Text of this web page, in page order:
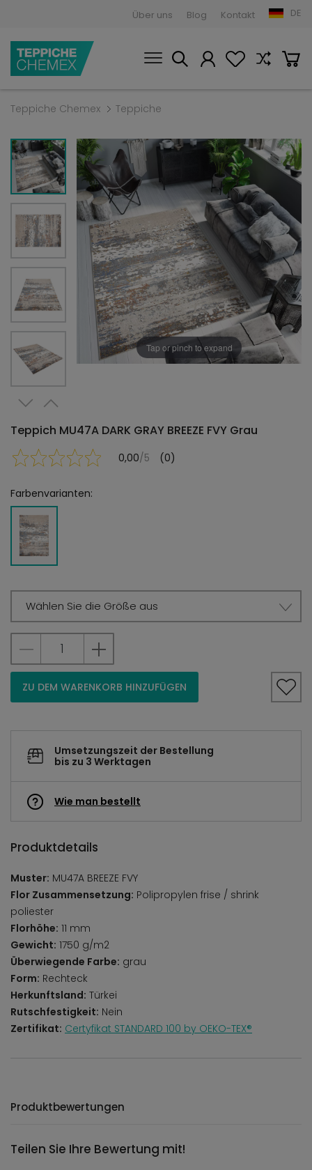
Über uns Blog Kontakt DE
Teppiche Chemex Teppiche
Tap or pinch to expand
Teppich MU47A DARK GRAY BREEZE FVY Grau
0,00/5 (0)
Farbenvarianten:
Wählen Sie die Größe aus
ZU DEM WARENKORB HINZUFÜGEN
Umsetzungszeit der Bestellung
bis zu 3 Werktagen
Wie man bestellt
Produktdetails
Muster: MU47A BREEZE FVY
Flor Zusammensetzung: Polipropylen frise / shrink
poliester
Florhöhe: 11 mm
Gewicht: 1750 g/m2
Überwiegende Farbe: grau
Form: Rechteck
Herkunftsland: Türkei
Rutschfestigkeit: Nein
Zertifikat: Certyfikat STANDARD 100 by OEKO-TEX®
Produktbewertungen
Teilen Sie Ihre Bewertung mit!